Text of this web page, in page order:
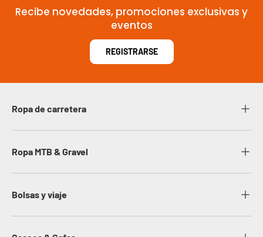
Recibe novedades, promociones exclusivas y
eventos
REGISTRARSE
Ropa de carretera
Ropa MTB & Gravel
Bolsas y viaje